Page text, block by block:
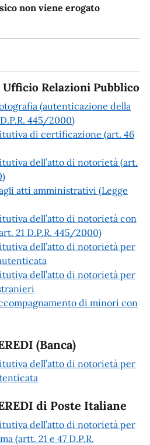
non viene erogato
Relazioni Pubblico
(autenticazione della
445/2000)
di certificazione (art. 46
dell’atto di notorietà (art.
atti amministrativi (Legge
dell’atto di notorietà con
21 D.P.R. 445/2000)
dell’atto di notorietà per
dell’atto di notorietà per
di minori con
(Banca)
dell’atto di notorietà per
di Poste Italiane
dell’atto di notorietà per
(artt. 21 e 47 D.P.R.